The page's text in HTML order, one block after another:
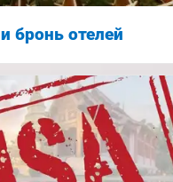
бронь отелей